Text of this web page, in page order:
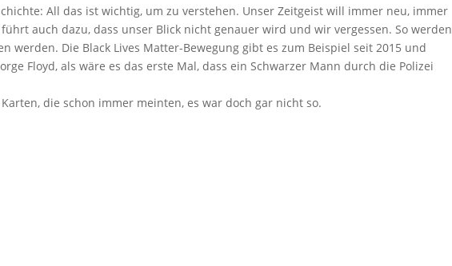
All das ist wichtig, um zu verstehen. Unser Zeitgeist will immer neu, immer
auch dazu, dass unser Blick nicht genauer wird und wir vergessen. So werden
werden. Die Black Lives Matter-Bewegung gibt es zum Beispiel seit 2015 und
Floyd, als wäre es das erste Mal, dass ein Schwarzer Mann durch die Polizei
Karten, die schon immer meinten, es war doch gar nicht so.